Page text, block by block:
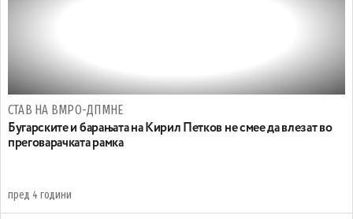
СТАВ НА ВМРО-ДПМНЕ
Бугарските и барањата на Кирил Петков не смее да влезат во
преговарачката рамка
пред 4 години